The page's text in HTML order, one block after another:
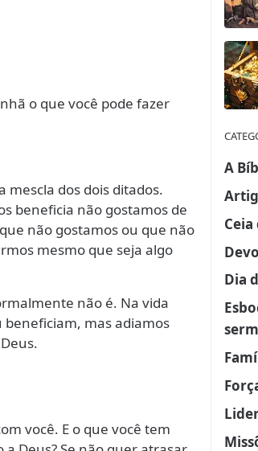
o que você pode fazer
mescla dos dois ditados.
beneficia não gostamos de
não gostamos ou que não
mesmo que seja algo
não é. Na vida
mas adiamos
você. E o que você tem
A
Dia